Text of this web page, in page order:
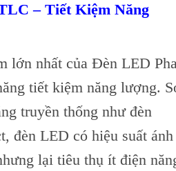
– Tiết Kiệm Năng
lớn nhất của Đèn LED
tiết kiệm năng lượng.
truyền thống như đèn
đèn LED có hiệu suất ánh
lại tiêu thụ ít điện